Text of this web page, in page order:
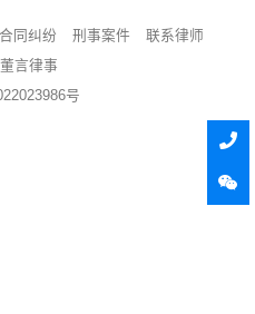
合同纠纷 刑事案件
联系律师
言律事
号